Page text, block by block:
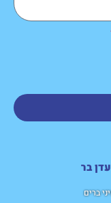
בר​
ברים